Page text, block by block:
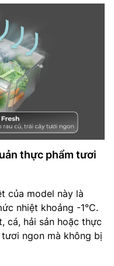
thực phẩm tươi
của model này là
nhiệt khoảng -1°C.
cá, hải sản hoặc thực
ngon mà không bị